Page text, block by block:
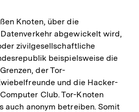
Knoten, über die
abgewickelt wird,
zivilgesellschaftliche
beispielsweise die
der Tor-
und die Hacker-
Club. Tor-Knoten
auch anonym betreiben. Somit